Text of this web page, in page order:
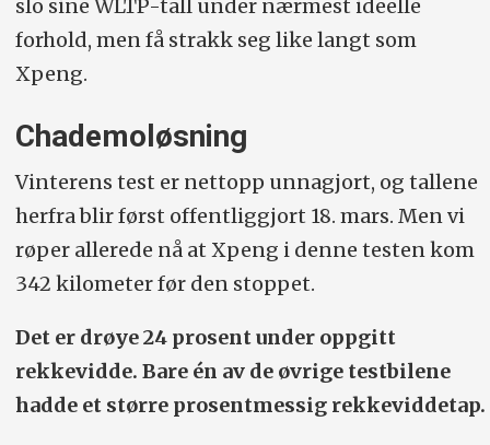
slo sine WLTP-tall under nærmest ideelle
forhold, men få strakk seg like langt som
Xpeng.
Chademoløsning
Vinterens test er nettopp unnagjort, og tallene
herfra blir først offentliggjort 18. mars. Men vi
røper allerede nå at Xpeng i denne testen kom
342 kilometer før den stoppet.
Det er drøye 24 prosent under oppgitt
rekkevidde. Bare én av de øvrige testbilene
hadde et større prosentmessig rekkeviddetap.